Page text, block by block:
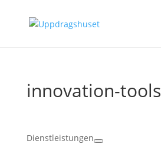
innovation-tools
Dienstleistungen